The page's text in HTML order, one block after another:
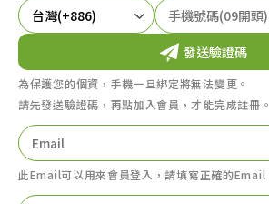
發送驗證碼
為保護您的個資，手機一旦綁定將無法變更。
請先發送驗證碼，再點加入會員，才能完成註冊。
此Email可以用來會員登入，請填寫正確的Email